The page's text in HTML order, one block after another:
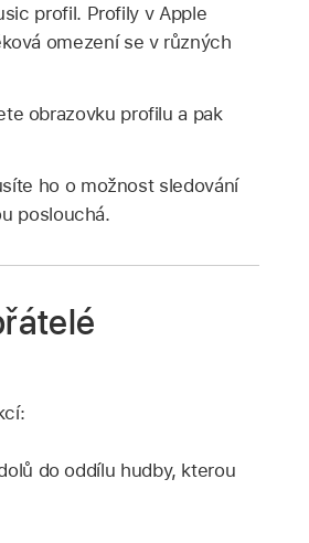
profil. Profily v Apple
omezení se v různých
obrazovku profilu a pak
ho o možnost sledování
poslouchá.
do oddílu hudby, kterou